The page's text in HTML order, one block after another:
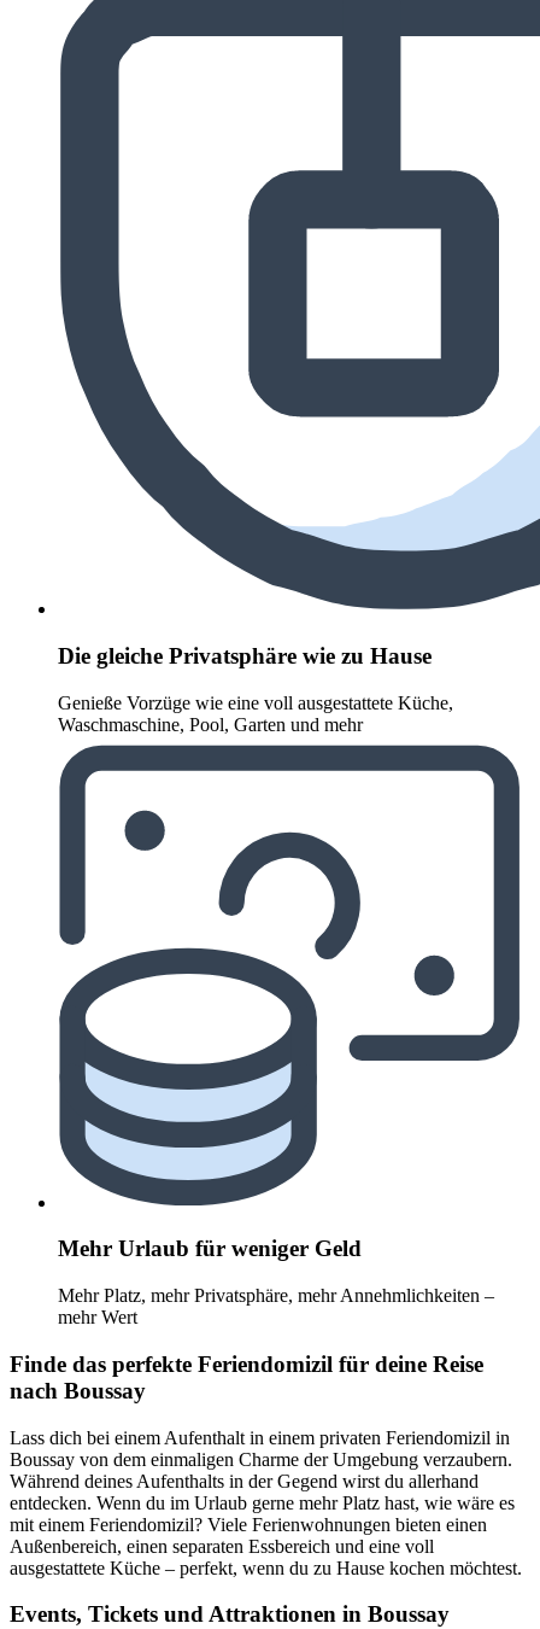
Die gleiche Privatsphäre wie zu Hause
Genieße Vorzüge wie eine voll ausgestattete Küche,
Waschmaschine, Pool, Garten und mehr
Mehr Urlaub für weniger Geld
Mehr Platz, mehr Privatsphäre, mehr Annehmlichkeiten –
mehr Wert
Finde das perfekte Feriendomizil für deine Reise
nach Boussay
Lass dich bei einem Aufenthalt in einem privaten Feriendomizil in
Boussay von dem einmaligen Charme der Umgebung verzaubern.
Während deines Aufenthalts in der Gegend wirst du allerhand
entdecken. Wenn du im Urlaub gerne mehr Platz hast, wie wäre es
mit einem Feriendomizil? Viele Ferienwohnungen bieten einen
Außenbereich, einen separaten Essbereich und eine voll
ausgestattete Küche – perfekt, wenn du zu Hause kochen möchtest.
Events, Tickets und Attraktionen in Boussay